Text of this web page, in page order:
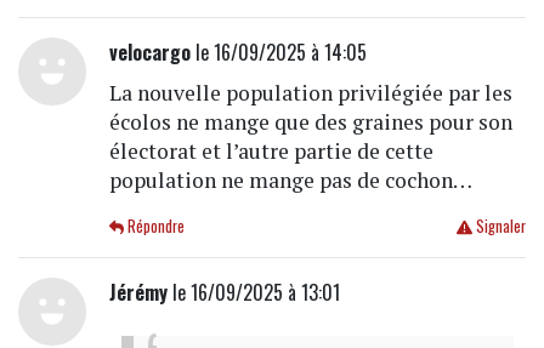
velocargole 16/09/2025 à 14:05
La nouvelle population privilégiée par les
écolos ne mange que des graines pour son
électorat et l’autre partie de cette
population ne mange pas de cochon…
Signaler
Répondre
Jérémyle 16/09/2025 à 13:01